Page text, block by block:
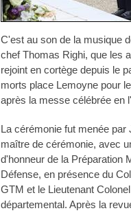
C'est au son de la musique
chef Thomas Righi, que les
rejoint en cortège depuis le
morts place Lemoyne pour
après la messe célébrée en
La cérémonie fut menée
maître de cérémonie, avec
d'honneur de la Préparation
Défense, en présence du
GTM et le Lieutenant
départemental. Après la